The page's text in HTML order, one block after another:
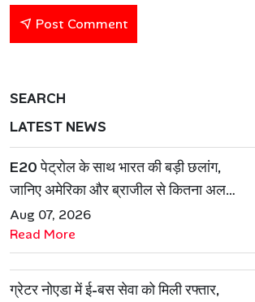
Post Comment
SEARCH
LATEST NEWS
E20 पेट्रोल के साथ भारत की बड़ी छलांग,
जानिए अमेरिका और ब्राजील से कितना अलग
है एथेनॉल मॉडल
Aug 07, 2026
Read More
ग्रेटर नोएडा में ई-बस सेवा को मिली रफ्तार,